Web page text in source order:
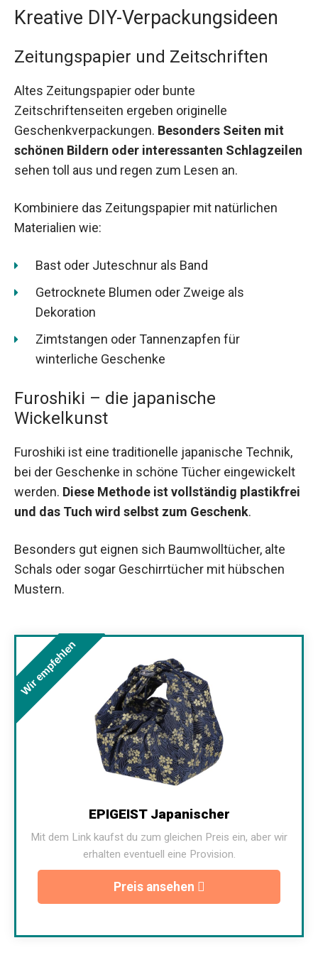
Kreative DIY-Verpackungsideen
Zeitungspapier und Zeitschriften
Altes Zeitungspapier oder bunte
Zeitschriftenseiten ergeben originelle
Geschenkverpackungen. Besonders Seiten mit
schönen Bildern oder interessanten Schlagzeilen
sehen toll aus und regen zum Lesen an.
Kombiniere das Zeitungspapier mit natürlichen
Materialien wie:
Bast oder Juteschnur als Band
Getrocknete Blumen oder Zweige als
Dekoration
Zimtstangen oder Tannenzapfen für
winterliche Geschenke
Furoshiki – die japanische
Wickelkunst
Furoshiki ist eine traditionelle japanische Technik,
bei der Geschenke in schöne Tücher eingewickelt
werden. Diese Methode ist vollständig plastikfrei
und das Tuch wird selbst zum Geschenk.
Besonders gut eignen sich Baumwolltücher, alte
Schals oder sogar Geschirrtücher mit hübschen
Mustern.
Wir empfehlen
EPIGEIST Japanischer
Mit dem Link kaufst du zum gleichen Preis ein, aber wir
erhalten eventuell eine Provision.
Preis ansehen